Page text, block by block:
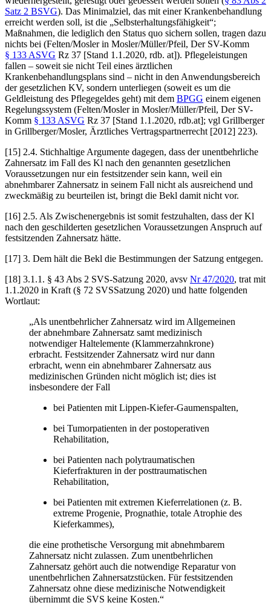
Satz 2 BSVG). Das Minimalziel, das mit einer Krankenbehandlung
erreicht werden soll, ist die „Selbsterhaltungsfähigkeit“;
Maßnahmen, die lediglich den Status quo sichern sollen, tragen dazu
nichts bei (Felten/Moslerin Mosler/Müller/Pfeil, Der SV-Komm
§ 133 ASVG Rz 37 [Stand 1.1.2020, rdb. at]). Pflegeleistungen
fallen – soweit sie nicht Teil eines ärztlichen
Krankenbehandlungsplans sind – nicht in den Anwendungsbereich
der gesetzlichen KV, sondern unterliegen (soweit es um die
Geldleistung des Pflegegeldes geht) mit dem BPGG einem eigenen
Regelungssystem (Felten/Moslerin Mosler/Müller/Pfeil, Der SV-
Komm § 133 ASVG Rz 37 [Stand 1.1.2020, rdb.at]; vgl Grillberger
in Grillberger/Mosler, Ärztliches Vertragspartnerrecht [2012] 223).
[15] 2.4. Stichhaltige Argumente dagegen, dass der unentbehrliche
Zahnersatz im Fall des Kl nach den genannten gesetzlichen
Voraussetzungen nur ein festsitzender sein kann, weil ein
abnehmbarer Zahnersatz in seinem Fall nicht als ausreichend und
zweckmäßig zu beurteilen ist, bringt die Bekl damit nicht vor.
[16] 2.5. Als Zwischenergebnis ist somit festzuhalten, dass der Kl
nach den geschilderten gesetzlichen Voraussetzungen Anspruch auf
festsitzenden Zahnersatz hätte.
[17] 3. Dem hält die Bekl die Bestimmungen der Satzung entgegen.
[18] 3.1.1. § 43 Abs 2 SVS-Satzung 2020, avsv Nr 47/2020, trat mit
1.1.2020 in Kraft (§ 72 SVSSatzung 2020) und hatte folgenden
Wortlaut:
„Als unentbehrlicher Zahnersatz wird im Allgemeinen
der abnehmbare Zahnersatz samt medizinisch
notwendiger Haltelemente (Klammerzahnkrone)
erbracht. Festsitzender Zahnersatz wird nur dann
erbracht, wenn ein abnehmbarer Zahnersatz aus
medizinischen Gründen nicht möglich ist; dies ist
insbesondere der Fall
bei Patienten mit Lippen-Kiefer-Gaumenspalten,
bei Tumorpatienten in der postoperativen
Rehabilitation,
bei Patienten nach polytraumatischen
Kieferfrakturen in der posttraumatischen
Rehabilitation,
bei Patienten mit extremen Kieferrelationen (z. B.
extreme Progenie, Prognathie, totale Atrophie des
Kieferkammes),
die eine prothetische Versorgung mit abnehmbarem
Zahnersatz nicht zulassen. Zum unentbehrlichen
Zahnersatz gehört auch die notwendige Reparatur von
unentbehrlichen Zahnersatzstücken. Für festsitzenden
Zahnersatz ohne diese medizinische Notwendigkeit
übernimmt die SVS keine Kosten.“